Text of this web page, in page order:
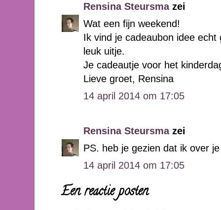
Rensina Steursmazei
Wat een fijn weekend!
Ik vind je cadeaubon idee
leuk uitje.
Je cadeautje voor het
Lieve groet, Rensina
14 april 2014 om 17:05
Rensina Steursmazei
PS. heb je gezien dat ik over
14 april 2014 om 17:05
Een reactie posten